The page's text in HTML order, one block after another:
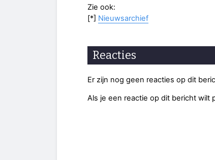
Zie ook:
[*] Nieuwsarchief
Reacties
Er zijn nog geen reacties op dit
Als je een reactie op dit bericht wilt